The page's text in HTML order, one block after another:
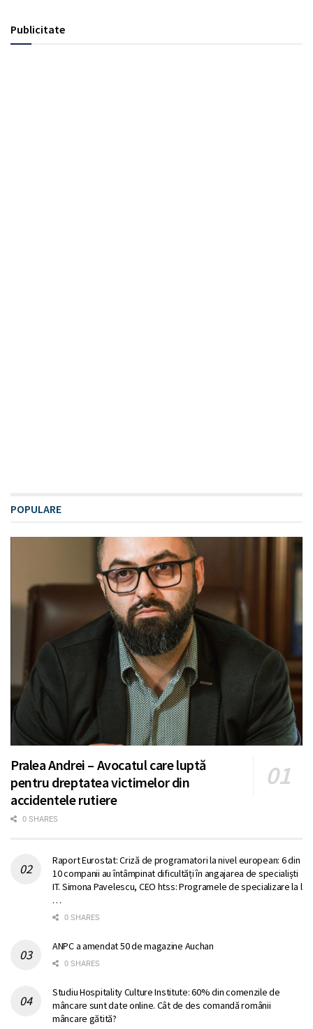
Publicitate
POPULARE
Pralea Andrei – Avocatul care luptă
pentru dreptatea victimelor din
accidentele rutiere
0 SHARES
Raport Eurostat: Criză de programatori la nivel european: 6 din
10 companii au întâmpinat dificultăți în angajarea de specialiști
IT. Simona Pavelescu, CEO htss: Programele de specializare la l
…
0 SHARES
ANPC a amendat 50 de magazine Auchan
0 SHARES
Studiu Hospitality Culture Institute: 60% din comenzile de
mâncare sunt date online. Cât de des comandă românii
mâncare gătită?